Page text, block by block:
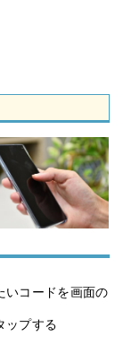
いコードを画面の
ップする